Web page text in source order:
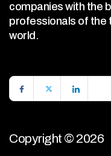
companies with the
professionals of the
world.
Copyright © 2026